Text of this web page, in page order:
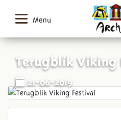
Menu
Terugblik Viking
21-06-2019